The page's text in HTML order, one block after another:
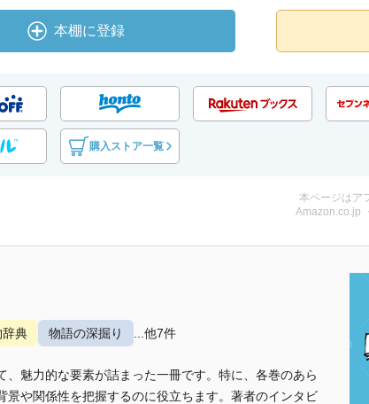
本棚に登録
購入ストア一覧
本ページはア
Amazon.co.jp
辞典 物語の深掘り ...他7件
魅力的な要素が詰まった一冊です。特に、各巻のあら
や関係性を把握するのに役立ちます。著者のインタビ